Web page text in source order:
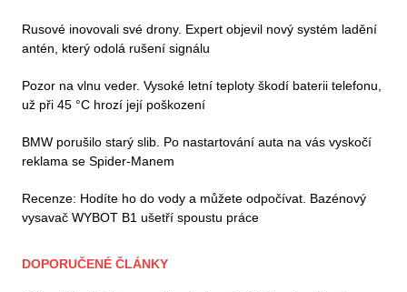
Rusové inovovali své drony. Expert objevil nový systém ladění
antén, který odolá rušení signálu
Pozor na vlnu veder. Vysoké letní teploty škodí baterii telefonu,
už při 45 °C hrozí její poškození
BMW porušilo starý slib. Po nastartování auta na vás vyskočí
reklama se Spider-Manem
Recenze: Hodíte ho do vody a můžete odpočívat. Bazénový
vysavač WYBOT B1 ušetří spoustu práce
DOPORUČENÉ ČLÁNKY